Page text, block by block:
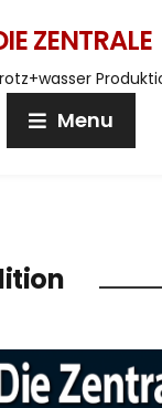
ZENTRALE
Menu